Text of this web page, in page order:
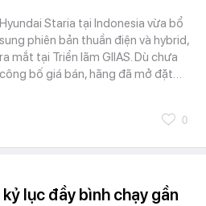
Hyundai Staria tại Indonesia vừa bổ
sung phiên bản thuần điện và hybrid,
ra mắt tại Triển lãm GIIAS. Dù chưa
công bố giá bán, hãng đã mở đặt…
0
lục đầy bình chạy gần